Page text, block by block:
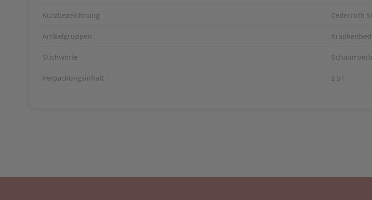
Kurzbezeichnung Cederroth
Artikelgruppen
Stichworte
Verpackungsinhalt 1 ST